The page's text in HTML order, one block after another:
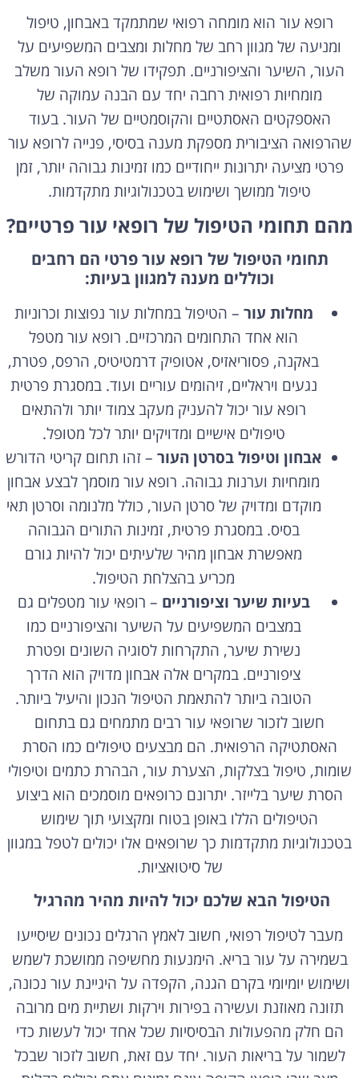
רופא עור הוא מומחה רפואי שמתמקד באבחון, טיפול
ומניעה של מגוון רחב של מחלות ומצבים המשפיעים על
העור, השיער והציפורניים. תפקידו של רופא העור משלב
מומחיות רפואית רחבה יחד עם הבנה עמוקה של
האספקטים האסתטיים והקוסמטיים של העור. בעוד
שהרפואה הציבורית מספקת מענה בסיסי, פנייה לרופא עור
פרטי מציעה יתרונות ייחודיים כמו זמינות גבוהה יותר, זמן
טיפול ממושך ושימוש בטכנולוגיות מתקדמות.
מהם תחומי הטיפול של רופאי עור פרטיים?
תחומי הטיפול של רופא עור פרטי הם רחבים
וכוללים מענה למגוון בעיות:
מחלות עור – הטיפול במחלות עור נפוצות וכרוניות
הוא אחד התחומים המרכזיים. רופא עור מטפל
באקנה, פסוריאזיס, אטופיק דרמטיטיס, הרפס, פטרת,
נגעים ויראליים, זיהומים עוריים ועוד. במסגרת פרטית
רופא עור יכול להעניק מעקב צמוד יותר ולהתאים
טיפולים אישיים ומדויקים יותר לכל מטופל.
אבחון וטיפול בסרטן העור – זהו תחום קריטי הדורש
מומחיות וערנות גבוהה. רופא עור מוסמך לבצע אבחון
מוקדם ומדויק של סרטן העור, כולל מלנומה וסרטן תאי
בסיס. במסגרת פרטית, זמינות התורים הגבוהה
מאפשרת אבחון מהיר שלעיתים יכול להיות גורם
מכריע בהצלחת הטיפול.
בעיות שיער וציפורניים – רופאי עור מטפלים גם
במצבים המשפיעים על השיער והציפורניים כמו
נשירת שיער, התקרחות לסוגיה השונים ופטרת
ציפורניים. במקרים אלה אבחון מדויק הוא הדרך
הטובה ביותר להתאמת הטיפול הנכון והיעיל ביותר.
חשוב לזכור שרופאי עור רבים מתמחים גם בתחום
האסתטיקה הרפואית. הם מבצעים טיפולים כמו הסרת
שומות, טיפול בצלקות, הצערת עור, הבהרת כתמים וטיפולי
הסרת שיער בלייזר. יתרונם כרופאים מוסמכים הוא ביצוע
הטיפולים הללו באופן בטוח ומקצועי תוך שימוש
בטכנולוגיות מתקדמות כך שרופאים אלו יכולים לטפל במגוון
של סיטואציות.
הטיפול הבא שלכם יכול להיות מהיר מהרגיל
מעבר לטיפול רפואי, חשוב לאמץ הרגלים נכונים שיסייעו
בשמירה על עור בריא. הימנעות מחשיפה ממושכת לשמש
ושימוש יומיומי בקרם הגנה, הקפדה על היגיינת עור נכונה,
תזונה מאוזנת ועשירה בפירות וירקות ושתיית מים מרובה
הם חלק מהפעולות הבסיסיות שכל אחד יכול לעשות כדי
לשמור על בריאות העור. יחד עם זאת, חשוב לזכור שבכל